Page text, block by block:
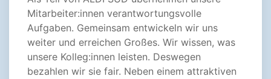
Mitarbeiter:innen verantwortungsvolle
Aufgaben. Gemeinsam entwickeln wir uns
weiter und erreichen Großes. Wir wissen, was
unsere Kolleg:innen leisten. Deswegen
bezahlen wir sie fair. Neben einem attraktiven